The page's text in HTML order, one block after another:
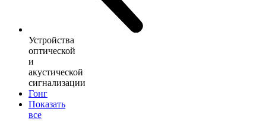
Устройства
оптической
и
акустической
сигнализации
Гонг
Показать
все